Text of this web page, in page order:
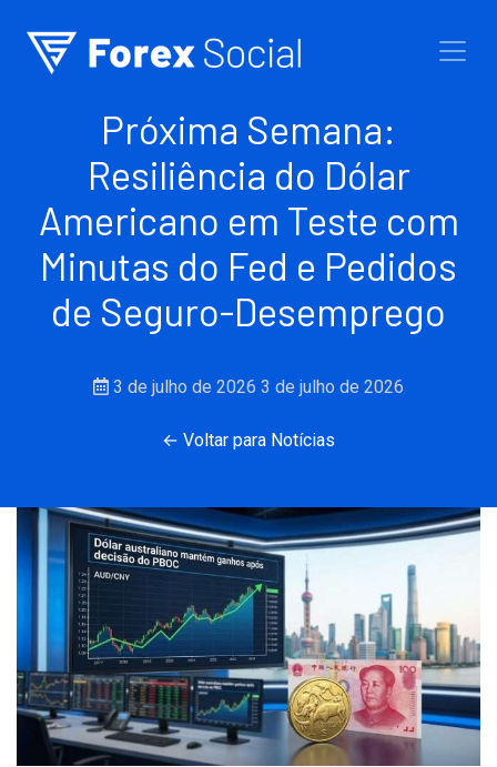
Próxima Semana:
Resiliência do Dólar
Americano em Teste com
Minutas do Fed e Pedidos
de Seguro-Desemprego
3 de julho de 2026 3 de julho de 2026
← Voltar para Notícias